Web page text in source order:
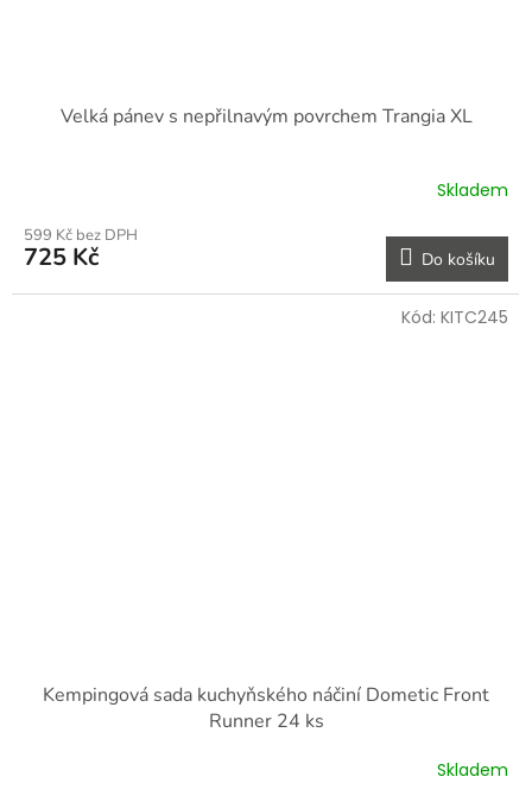
Velká pánev s nepřilnavým povrchem Trangia XL
Skladem
599 Kč bez DPH
725 Kč Do košíku
Kempingová sada kuchyňského náčiní Dometic Front
Runner 24 ks
Skladem
Kód: KITC245